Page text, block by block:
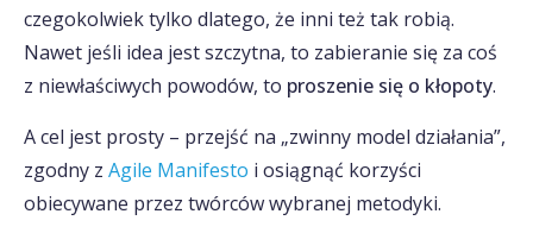
czegokolwiek tylko dlatego, że inni też tak robią.
Nawet jeśli idea jest szczytna, to zabieranie się za coś
z niewłaściwych powodów, to proszenie się o kłopoty.
A cel jest prosty – przejść na „zwinny model działania”,
zgodny z Agile Manifesto i osiągnąć korzyści
obiecywane przez twórców wybranej metodyki.